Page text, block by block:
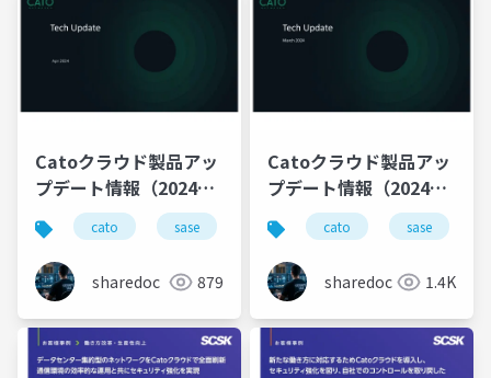
Catoクラウド製品アッ
プデート情報（2024年
4月版）cato sase productupdate
sharedoc 879
Catoクラウド製品アッ
プデート情報（2024年
3月版）cato sase
sharedoc 1.4K